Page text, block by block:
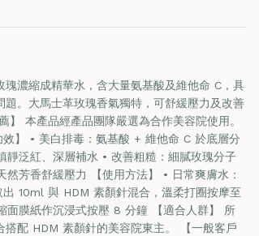
濃縮成精華水，含大量氨基酸及維他命 C，具
。大馬士革玫瑰香氣獨特，可舒緩壓力及改善
本產品經產品團隊嚴選為合作美容院使用。
】 • 美白排毒：氨基酸 + 維他命 C 於底層分
泛紅、深層補水 • 改善粗糙：細膩玫瑰分子
芳香舒緩壓力 【使用方法】 • 日常爽膚水：
10ml 與 HDM 素顏針混合，溫柔打圈按摩至
面膜紙作沉浸式按壓 8 分鐘 【適合人群】 所
配 HDM 素顏針的美容院東主。 【一般客戶